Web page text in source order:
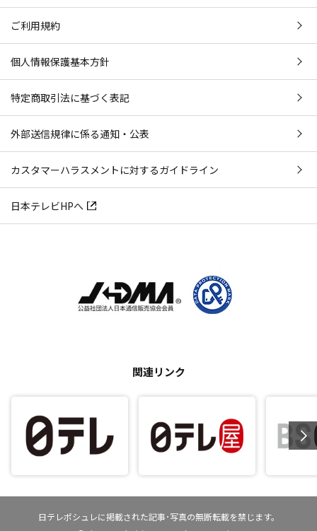
ご利用規約
個人情報保護基本方針
特定商取引法に基づく表記
外部送信規律に係る通知・公表
カスタマーハラスメントに対するガイドライン
日本テレビHPへ
関連リンク
日テレポシュレに掲載された記事･写真の無断転載を禁じます。